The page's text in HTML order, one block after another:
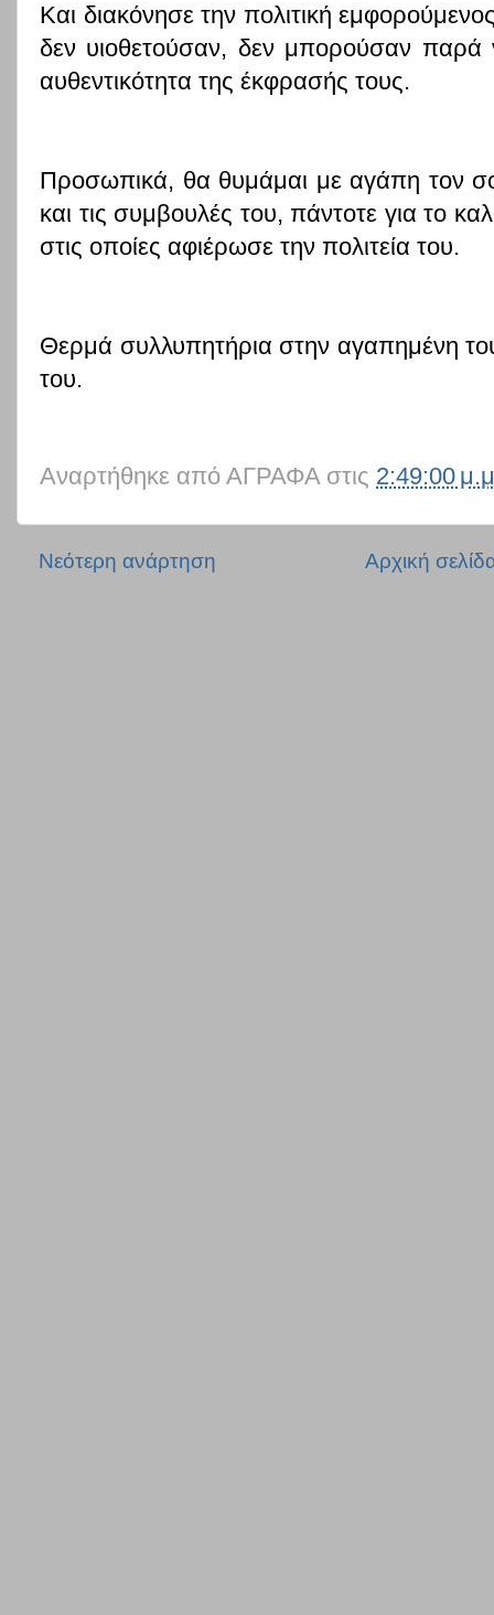
Και διακόνησε την πολιτική
δεν υιοθετούσαν, δεν μπορούσαν
αυθεντικότητα της έκφρασής τους.
Προσωπικά, θα θυμάμαι με αγάπη τον
και τις συμβουλές του, πάντοτε για το
στις οποίες αφιέρωσε την πολιτεία του.
Θερμά συλλυπητήρια στην αγαπημένη
του.
Αναρτήθηκε από ΑΓΡΑΦΑ στις 2:49:00
Νεότερη ανάρτηση Αρχική